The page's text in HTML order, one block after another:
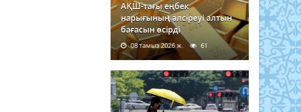
АҚШ-тағы еңбек
нарығының әлсіреуі алтын
бағасын өсірді
08 тамыз 2026 ж. 61